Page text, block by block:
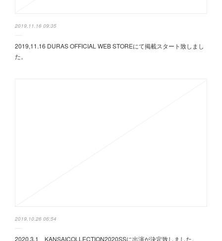
2019.11.16 09:35
2019,11.16 DURAS OFFICIAL WEB STOREにて掲載スタート致しまし
た。
2019.10.26 06:54
2020.3.1 KANSAICOLLECTION2020SSに出演が決定致しました。